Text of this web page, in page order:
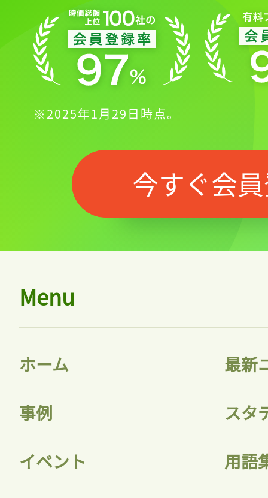
※2025年1月29日時点。
今すぐ会
Menu
ホーム 最新
事例 スタ
イベント 用語